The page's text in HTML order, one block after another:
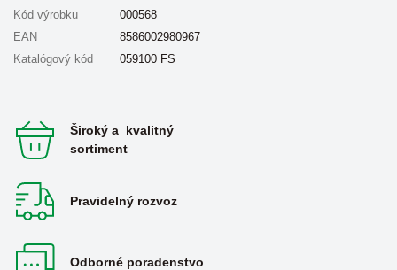
Kód výrobku
000568
EAN
8586002980967
Katalógový kód
059100 FS
Široký a kvalitný
sortiment
Pravidelný rozvoz
Odborné poradenstvo